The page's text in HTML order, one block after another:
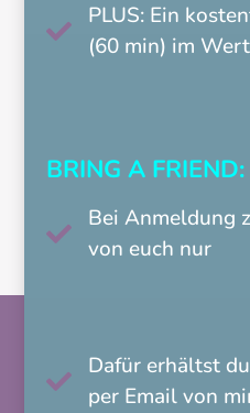

PLUS: Ein
(60 min) im
BRING A FRIEND:

Bei Anmeldung
von euch nur

Dafür erhältst
per Email von